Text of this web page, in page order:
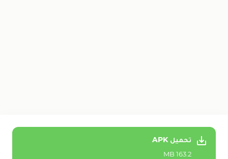
تحميل APK
163.2 MB